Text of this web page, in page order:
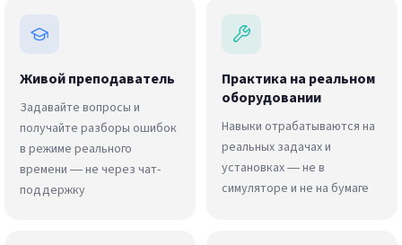
Живой преподаватель
Задавайте вопросы и
получайте разборы ошибок
в режиме реального
времени — не через чат-
поддержку
Практика на реальном
оборудовании
Навыки отрабатываются на
реальных задачах и
установках — не в
симуляторе и не на бумаге